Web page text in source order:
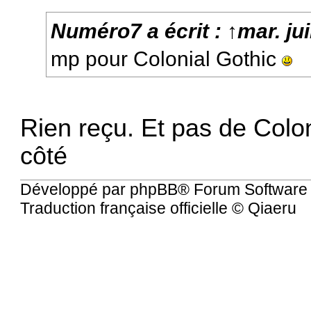
Numéro7a écrit : ↑mar.
mp pour Colonial Gothic
Rien reçu. Et pas de
côté
Développé par phpBB® Forum
Traduction française officielle © Qiaeru